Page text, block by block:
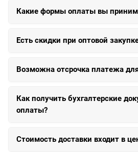
Какие формы оплаты вы
Есть скидки при оптовой
Возможна отсрочка платежа
Как получить бухгалтерские
оплаты?
Стоимость доставки входит в